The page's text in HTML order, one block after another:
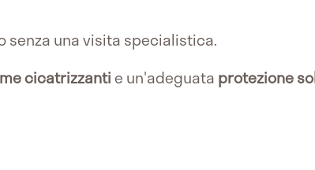
senza una visita specialistica.
cicatrizzantie un'adeguata protezione